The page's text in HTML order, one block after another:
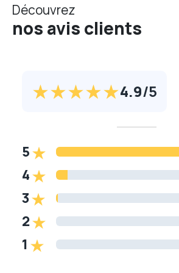
Découvrez
nos avis clients
4.9/5
5
4
3
2
1